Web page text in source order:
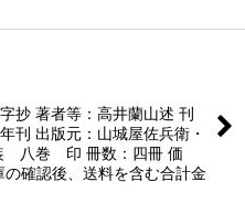
抄 著者等：高井蘭山述 刊
刊 出版元：山城屋佐兵衛・
八巻 印 冊数：四冊 価
確認後、送料を含む合計金